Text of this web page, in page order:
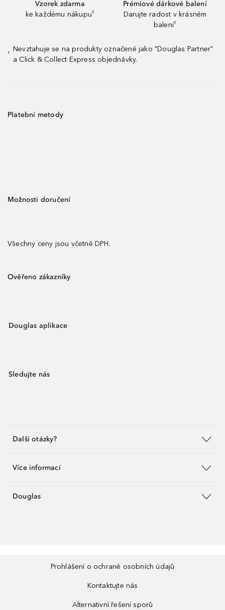
Vzorek zdarma
ke každému nákupu¹
Prémiové dárkové balení
Darujte radost v krásném
balení¹
¹
Nevztahuje se na produkty označené jako "Douglas Partner"
a Click & Collect Express objednávky.
Platební metody
Možnosti doručení
Všechny ceny jsou včetně DPH.
Ověřeno zákazníky
Douglas aplikace
Sledujte nás
Další otázky?
Více informací
Douglas
Prohlášení o ochraně osobních údajů
Kontaktujte nás
Alternativní řešení sporů